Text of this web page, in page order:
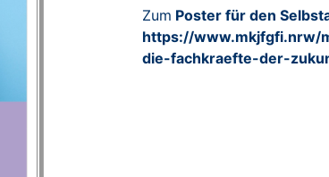
Zum Poster für den
https://www.mkjfgfi.nrw/
die-fachkraefte-der-